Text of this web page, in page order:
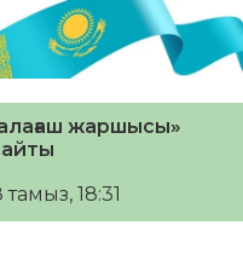
жаршысы»
тамыз, 18:31